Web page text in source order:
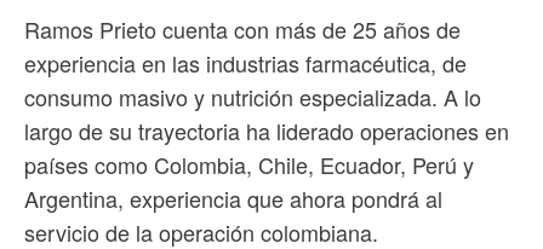
Ramos Prieto cuenta con más de 25 años de
experiencia en las industrias farmacéutica, de
consumo masivo y nutrición especializada. A lo
largo de su trayectoria ha liderado operaciones en
países como Colombia, Chile, Ecuador, Perú y
Argentina, experiencia que ahora pondrá al
servicio de la operación colombiana.